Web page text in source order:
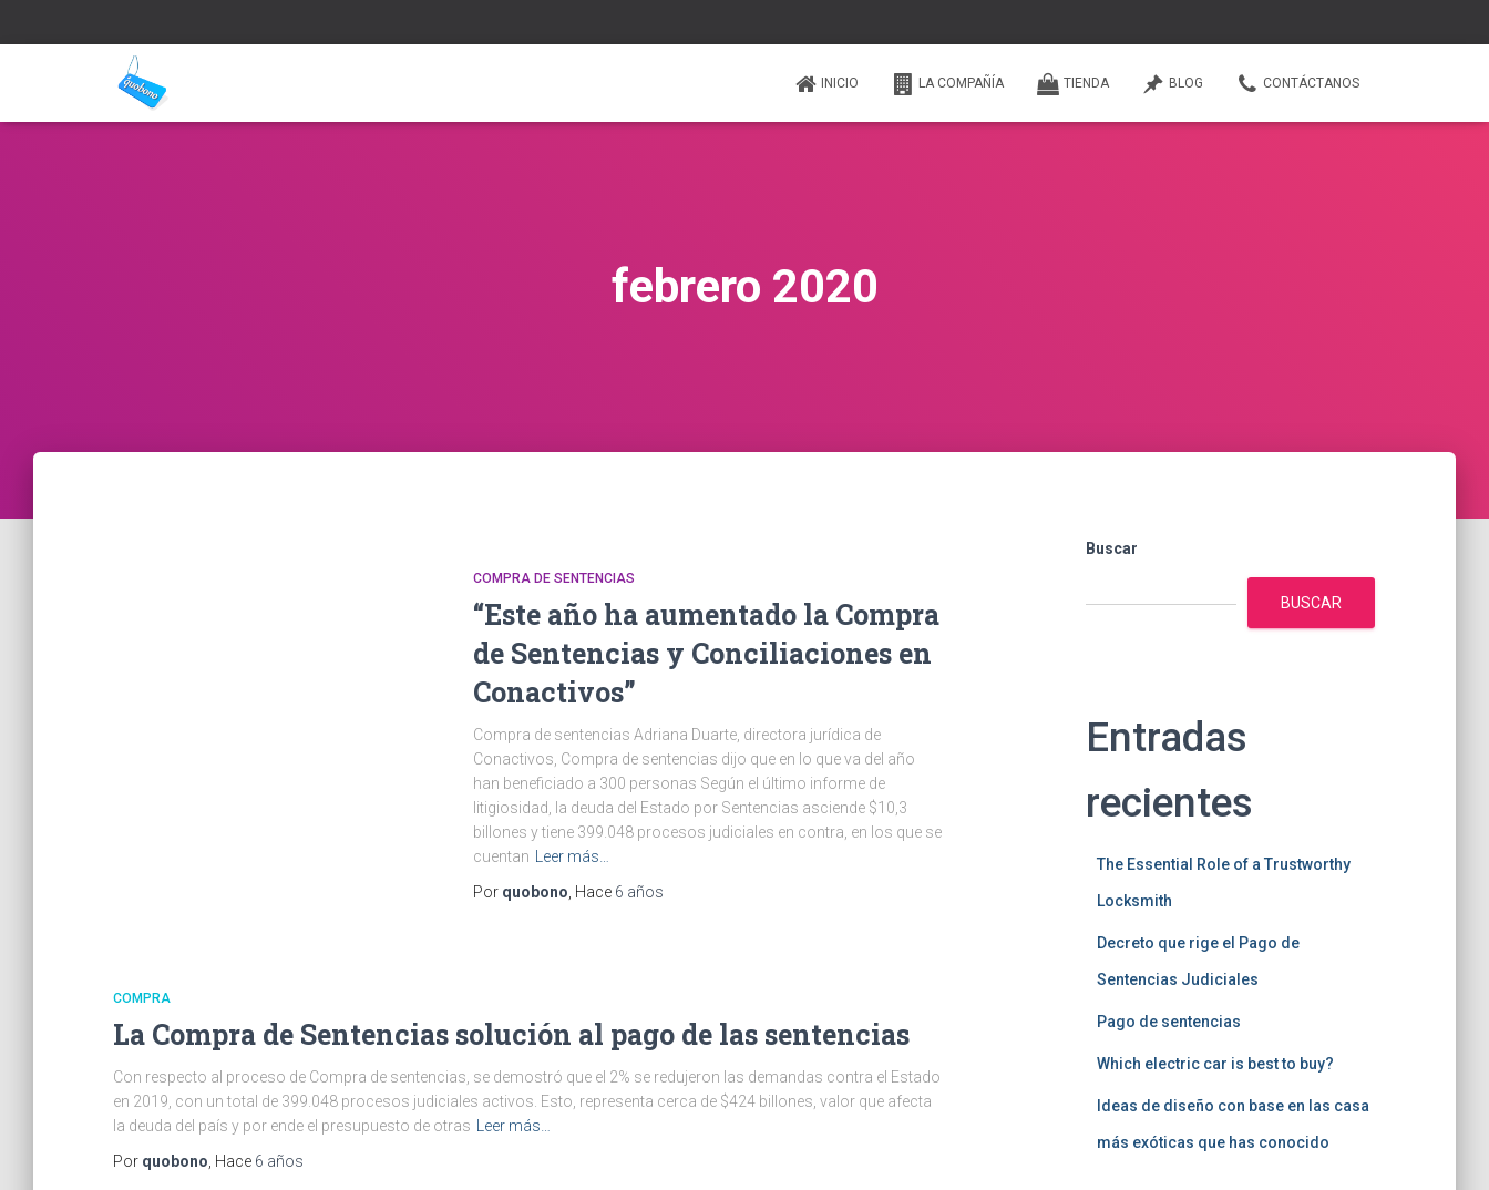
INICIO LA COMPAÑÍA TIENDA BLOG CONTÁCTANOS
febrero 2020
COMPRA DE SENTENCIAS
“Este año ha aumentado la Compra
de Sentencias y Conciliaciones en
Conactivos”
Compra de sentencias Adriana Duarte, directora jurídica de
Conactivos, Compra de sentencias dijo que en lo que va del año
han beneficiado a 300 personas Según el último informe de
litigiosidad, la deuda del Estado por Sentencias asciende $10,3
billones y tiene 399.048 procesos judiciales en contra, en los que se
cuentan
Leer más…
Por quobono , Hace 6 años
COMPRA
La Compra de Sentencias solución al pago de las sentencias
Con respecto al proceso de Compra de sentencias, se demostró que el 2% se redujeron las demandas contra el Estado
en 2019, con un total de 399.048 procesos judiciales activos. Esto, representa cerca de $424 billones, valor que afecta
la deuda del país y por ende el presupuesto de otras
Leer más…
Por quobono , Hace 6 años
Buscar
BUSCAR
Entradas
recientes
The Essential Role of a Trustworthy
Locksmith
Decreto que rige el Pago de
Sentencias Judiciales
Pago de sentencias
Which electric car is best to buy?
Ideas de diseño con base en las casa
más exóticas que has conocido